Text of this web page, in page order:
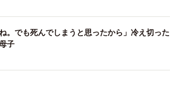
。でも死んでしまうと思ったから」冷え切った
子